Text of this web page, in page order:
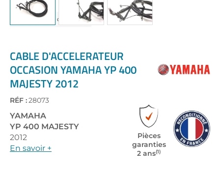
the
beginning
of
the
images
gallery
CABLE D'ACCELERATEUR
OCCASION YAMAHA YP 400
MAJESTY 2012
RÉF :28073
YAMAHA
YP 400 MAJESTY
2012
En savoir +
Pièces
garanties
2 ans(1)